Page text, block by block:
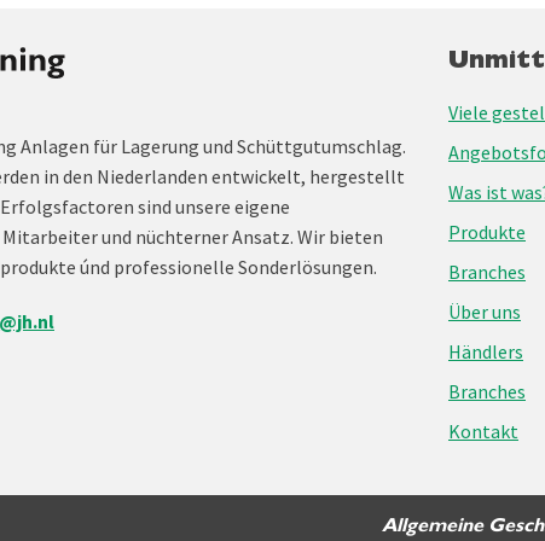
Anlagen für Lagerung und Schüttgutumschlag.
in den Niederlanden entwickelt, hergestellt
sind unsere eigene
und nüchterner Ansatz. Wir bieten
únd professionelle Sonderlösungen.
Viele
Was ist
Produkte
Branches
Über uns
Händlers
Branches
Kontakt
Allgemeine